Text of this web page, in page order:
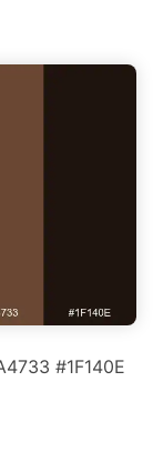
#1F140E